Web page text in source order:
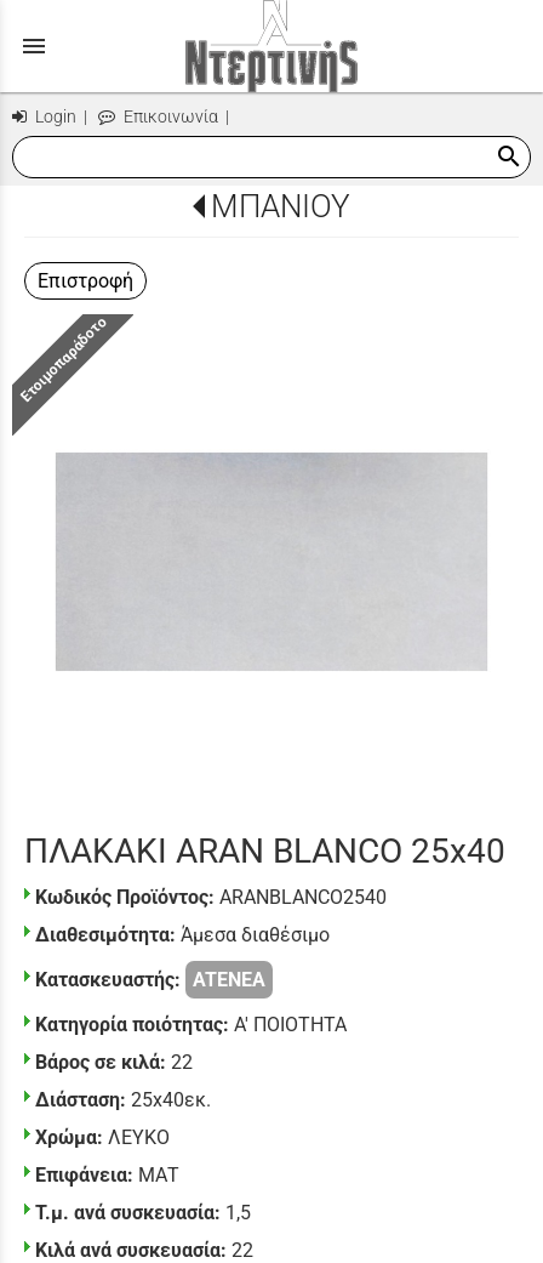
menu
Login | Επικοινωνία |
search
ΜΠΑΝΙΟΥ
Επιστροφή
Ετοιμοπαράδοτο
ΠΛΑΚΑΚΙ ARAN BLANCO 25x40
Κωδικός Προϊόντος: ARANBLANCO2540
Διαθεσιμότητα: Άμεσα διαθέσιμο
Κατασκευαστής: ATENEA
Κατηγορία ποιότητας: Α' ΠΟΙΟΤΗΤΑ
Βάρος σε κιλά: 22
Διάσταση: 25x40εκ.
Χρώμα: ΛΕΥΚΟ
Επιφάνεια: ΜΑΤ
Τ.μ. ανά συσκευασία: 1,5
Κιλά ανά συσκευασία: 22